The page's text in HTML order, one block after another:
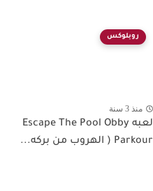
روبلوكس
منذ 3 سنة
لعبه Escape The Pool Obby
Parkour ( الهروب من بركه...